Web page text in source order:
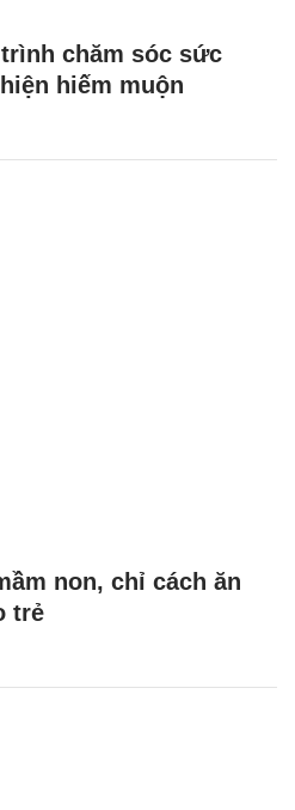
chăm sóc sức
hiếm muộn
non, chỉ cách ăn
trẻ